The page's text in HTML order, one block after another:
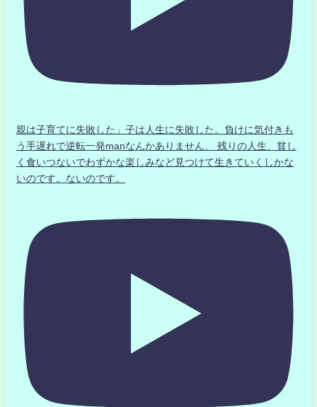
親は子育てに失敗した」子は人生に失敗した。負けに気付きも
う手遅れで逆転一発manなんかありません、 残りの人生、貧し
く食いつないでわずかな楽しみなど見つけて生きていくしかな
いのです。ないのです。